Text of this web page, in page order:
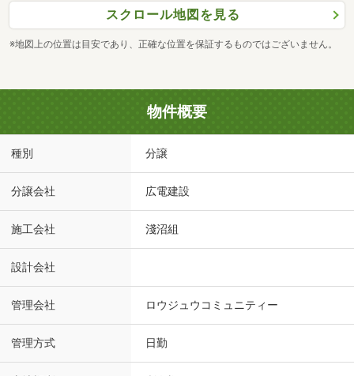
スクロール地図を見る
※地図上の位置は目安であり、正確な位置を保証するものではございません。
物件概要
種別 分譲
分譲会社 広電建設
施工会社 淺沼組
設計会社
管理会社 ロウジュウコミュニティー
管理方式 日勤